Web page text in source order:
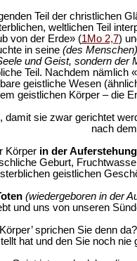
Teil der christlichen
weltlichen Teil
von der Erde» (1Mo 2,7)
in seine (des Menschen)
und Geist, sondern der
Teil. Nachdem nämlich
geistliche Wesen
geistlichen Körper – die
sie zwar gerichtet
nach
Körper in der
Geburt,
geistlichen
(wiedergeboren in der
und uns von unseren
sprichen Sie denn
hat und den Sie noch